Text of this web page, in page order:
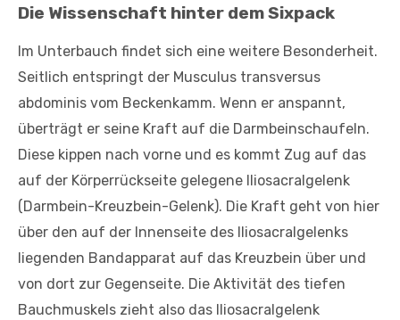
Die Wissenschaft hinter dem Sixpack
Im Unterbauch findet sich eine weitere Besonderheit.
Seitlich entspringt der Musculus transversus
abdominis vom Beckenkamm. Wenn er anspannt,
überträgt er seine Kraft auf die Darmbeinschaufeln.
Diese kippen nach vorne und es kommt Zug auf das
auf der Körperrückseite gelegene Iliosacralgelenk
(Darmbein-Kreuzbein-Gelenk). Die Kraft geht von hier
über den auf der Innenseite des Iliosacralgelenks
liegenden Bandapparat auf das Kreuzbein über und
von dort zur Gegenseite. Die Aktivität des tiefen
Bauchmuskels zieht also das Iliosacralgelenk